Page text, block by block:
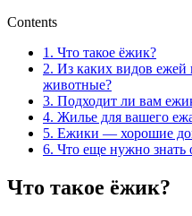
Contents
1. Что такое ёжик?
2. Из каких видов
животные?
3. Подходит ли вам
4. Жилье для вашего
5. Ежики — хорошие
6. Что еще нужно знать
Что такое ёжик?